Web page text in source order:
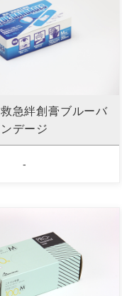
救急絆創膏ブルーバ
ンデージ
-